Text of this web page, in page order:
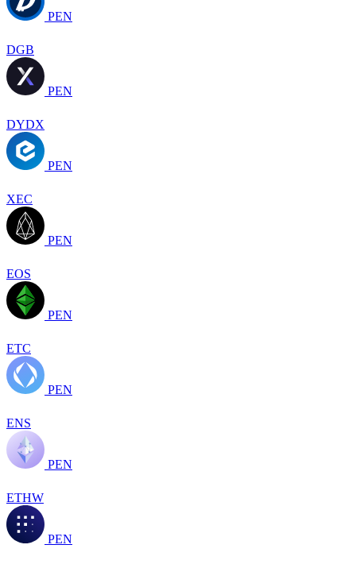
PEN
DGB
PEN
DYDX
PEN
XEC
PEN
EOS
PEN
ETC
PEN
ENS
PEN
ETHW
PEN